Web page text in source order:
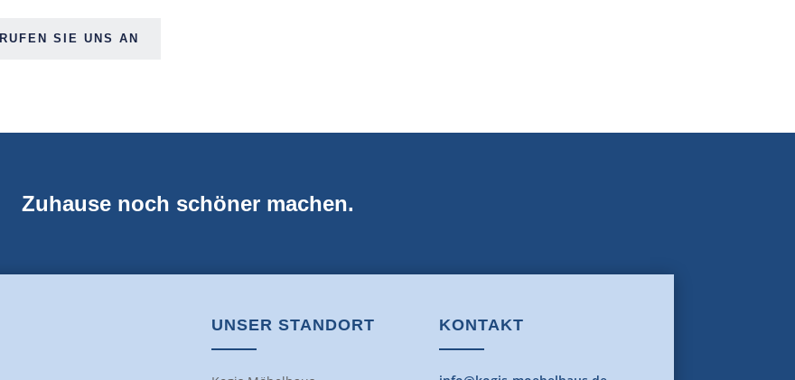
RUFEN SIE UNS AN
Zuhause noch schöner machen.
UNSER STANDORT KONTAKT